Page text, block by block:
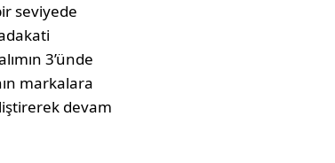
seviyede
3’ünde
markalara
devam